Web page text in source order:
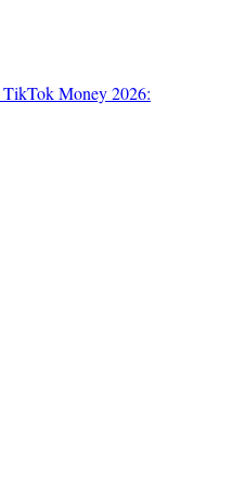
TikTok Money 2026: